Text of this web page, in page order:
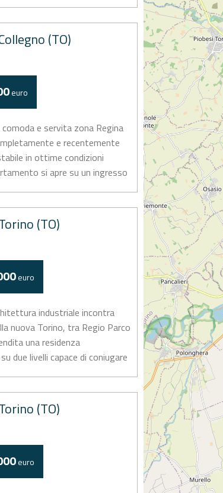
(TO)
euro
e servita zona Regina
e recentemente
in ottime condizioni
si apre su un ingresso
(TO)
euro
industriale incontra
nuova Torino, tra Regio Parco
una residenza
due livelli capace di coniugare
(TO)
euro